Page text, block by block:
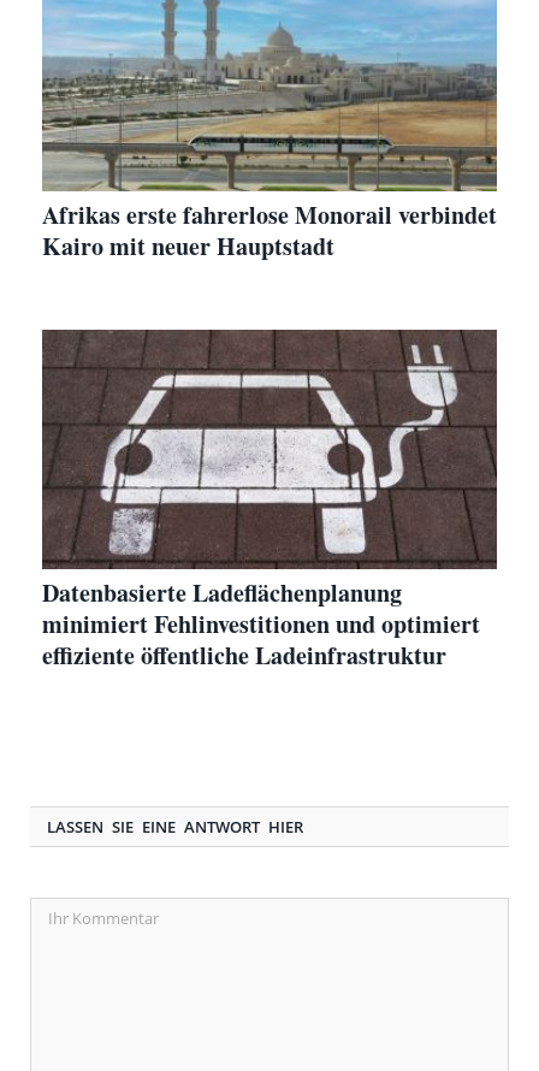
Afrikas erste fahrerlose Monorail verbindet
Kairo mit neuer Hauptstadt
Datenbasierte Ladeflächenplanung
minimiert Fehlinvestitionen und optimiert
effiziente öffentliche Ladeinfrastruktur
LASSEN SIE EINE ANTWORT HIER